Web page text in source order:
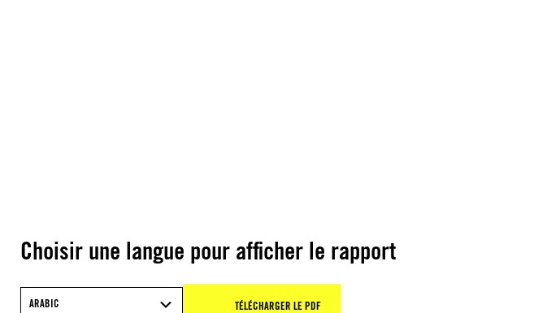
Choisir une langue pour afficher le rapport
ARABIC TÉLÉCHARGER LE PDF